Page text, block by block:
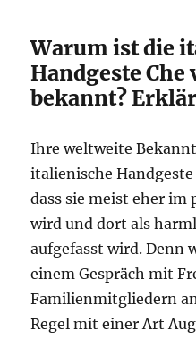
Warum ist die
Handgeste
bekannt?
Ihre weltweite
italienische Handgeste
dass sie meist eher
wird und dort als
aufgefasst wird. Denn
einem Gespräch mit
Familienmitgliedern
Regel mit einer Art